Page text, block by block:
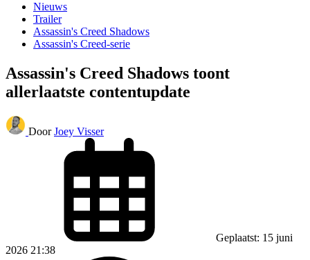
Nieuws
Trailer
Assassin's Creed Shadows
Assassin's Creed-serie
Assassin's Creed Shadows toont
allerlaatste contentupdate
Door Joey Visser
Geplaatst: 15 juni
2026 21:38